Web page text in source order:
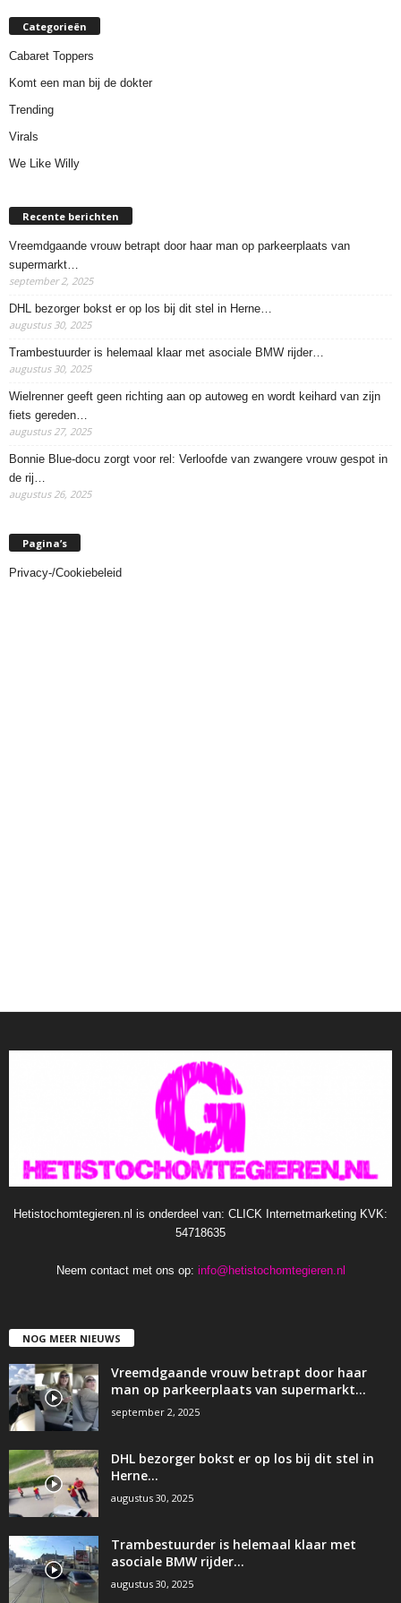
Categorieën
Cabaret Toppers
Komt een man bij de dokter
Trending
Virals
We Like Willy
Recente berichten
Vreemdgaande vrouw betrapt door haar man op parkeerplaats van
supermarkt…
september 2, 2025
DHL bezorger bokst er op los bij dit stel in Herne…
augustus 30, 2025
Trambestuurder is helemaal klaar met asociale BMW rijder…
augustus 30, 2025
Wielrenner geeft geen richting aan op autoweg en wordt keihard van zijn
fiets gereden…
augustus 27, 2025
Bonnie Blue-docu zorgt voor rel: Verloofde van zwangere vrouw gespot in
de rij…
augustus 26, 2025
Pagina’s
Privacy-/Cookiebeleid
Hetistochomtegieren.nl is onderdeel van: CLICK Internetmarketing KVK:
54718635
Neem contact met ons op: info@hetistochomtegieren.nl
NOG MEER NIEUWS
Vreemdgaande vrouw betrapt door haar
man op parkeerplaats van supermarkt…
september 2, 2025
DHL bezorger bokst er op los bij dit stel in
Herne…
augustus 30, 2025
Trambestuurder is helemaal klaar met
asociale BMW rijder…
augustus 30, 2025